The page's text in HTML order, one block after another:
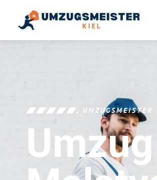
UMZUGSMEISTER